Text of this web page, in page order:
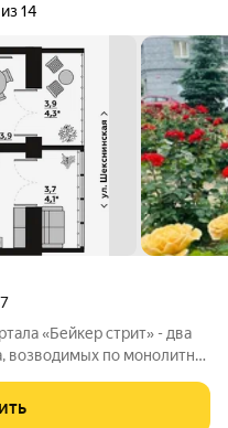
14
«Бейкер стрит» - два
возводимых по монолитно-
назначения. Сейчас